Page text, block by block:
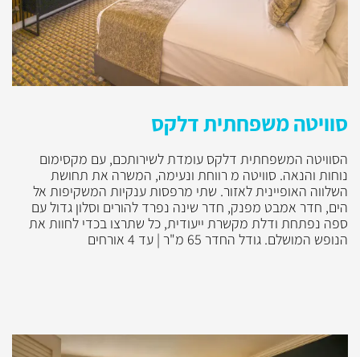
סוויטה משפחתית דלקס
הסוויטה המשפחתית דלקס עומדת לשירותכם, עם מקסימום
נוחות והנאה. סוויטה מ רווחת ונעימה, המשרה את תחושת
השלווה האופיינית לאזור. שתי מרפסות ענקיות המשקיפות אל
הים, חדר אמבט מפנק, חדר שינה נפרד להורים וסלון גדול עם
ספה נפתחת ודלת מקשרת ייעודית, כל שתרצו בכדי לחוות את
הנופש המושלם. גודל החדר 65 מ"ר | עד 4 אורחים